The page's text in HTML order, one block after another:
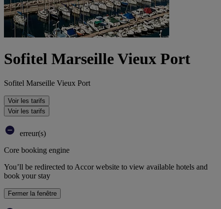
Sofitel Marseille Vieux Port
Sofitel Marseille Vieux Port
Voir les tarifs
Voir les tarifs
erreur(s)
Core booking engine
You’ll be redirected to Accor website to view available hotels and
book your stay
Fermer la fenêtre